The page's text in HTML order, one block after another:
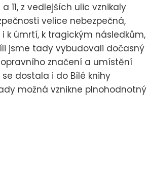
11, z vedlejších ulic vznikaly
velice nebezpečná,
k úmrtí, k tragickým následkům,
jsme tady vybudovali dočasný
značení a umístění
dostala i do Bílé knihy
možná vznikne plnohodnotný